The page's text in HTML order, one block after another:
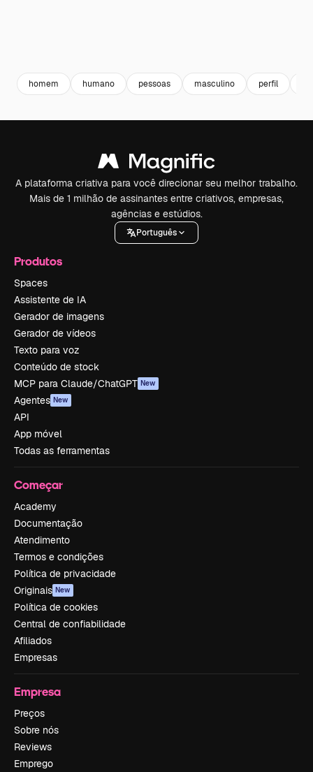
homem humano pessoas masculino perfil
A plataforma criativa para você direcionar seu melhor trabalho.
Mais de 1 milhão de assinantes entre criativos, empresas,
agências e estúdios.
Português
Produtos
Spaces
Assistente de IA
Gerador de imagens
Gerador de vídeos
Texto para voz
Conteúdo de stock
MCP para Claude/ChatGPT New
Agentes New
API
App móvel
Todas as ferramentas
Começar
Academy
Documentação
Atendimento
Termos e condições
Política de privacidade
Originais New
Política de cookies
Central de confiabilidade
Afiliados
Empresas
Empresa
Preços
Sobre nós
Reviews
Emprego